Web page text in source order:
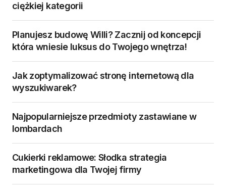
ciężkiej kategorii
Planujesz budowę Willi? Zacznij od koncepcji
która wniesie luksus do Twojego wnętrza!
Jak zoptymalizować stronę internetową dla
wyszukiwarek?
Najpopularniejsze przedmioty zastawiane w
lombardach
Cukierki reklamowe: Słodka strategia
marketingowa dla Twojej firmy